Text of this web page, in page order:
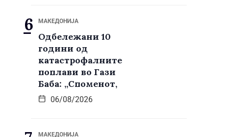
МАКЕДОНИЈА
Одбележани 10
години од
катастрофалните
поплави во Гази
Баба: „Споменот,
06/08/2026
МАКЕДОНИЈА